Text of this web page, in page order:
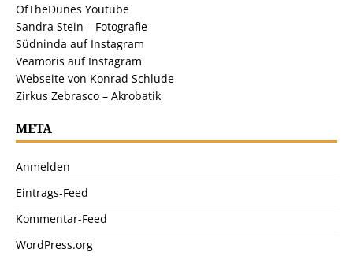
OfTheDunes Youtube
Sandra Stein – Fotografie
Südninda auf Instagram
Veamoris auf Instagram
Webseite von Konrad Schlude
Zirkus Zebrasco – Akrobatik
META
Anmelden
Eintrags-Feed
Kommentar-Feed
WordPress.org